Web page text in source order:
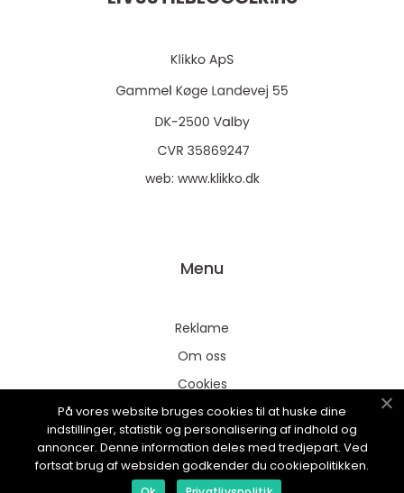
web: www.klikko.dk
Menu
Reklame
Om oss
Cookies
Kontakt Oss
Sitemap
På vores website bruges cookies til at huske dine
indstillinger, statistik og personalisering af indhold og
annoncer. Denne information deles med tredjepart. Ved
fortsat brug af websiden godkender du cookiepolitikken.